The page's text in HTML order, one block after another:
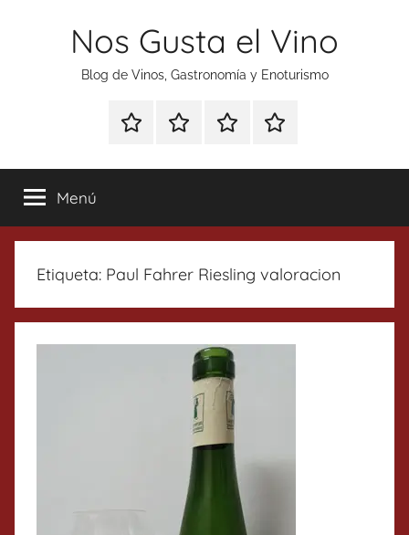
Nos Gusta el Vino
Blog de Vinos, Gastronomía y Enoturismo
Especial
Tonics
Enoturismo
Gastronomía
RankingContacto
Menú
Etiqueta: Paul Fahrer Riesling valoracion